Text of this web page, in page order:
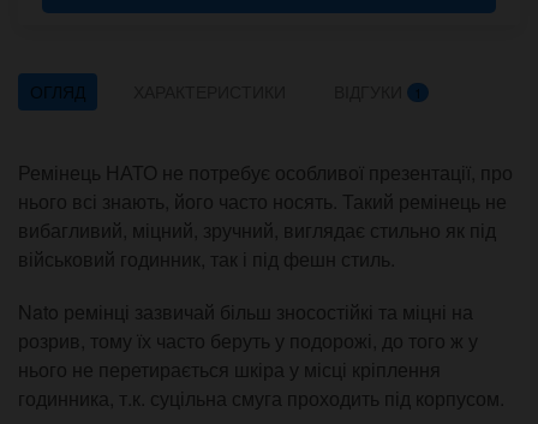
ОГЛЯД 1
Ремінець НАТО не потребує особливої презентації, про
нього всі знають, його часто носять. Такий ремінець не
вибагливий, міцний, зручний, виглядає стильно як під
військовий годинник, так і під фешн стиль.
Nato ремінці зазвичай більш зносостійкі та міцні на
розрив, тому їх часто беруть у подорожі, до того ж у
нього не перетирається шкіра у місці кріплення
годинника, т.к. суцільна смуга проходить під корпусом.